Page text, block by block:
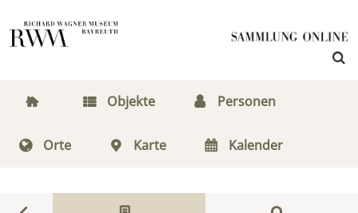
Objekte Personen
Orte Karte Kalender